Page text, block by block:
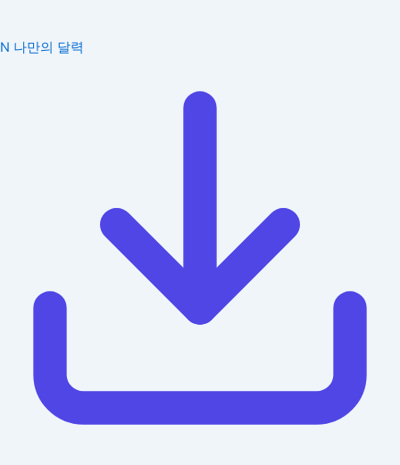
N 나만의 달력